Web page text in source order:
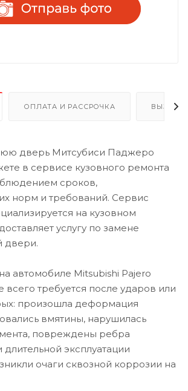
ОПЛАТА И РАССРОЧКА ВЫЗОВ
дверь Митсубиси Паджеро
в сервисе кузовного ремонта
сроков,
норм и требований. Сервис
на кузовном
услугу по замене
двери.
автомобиле Mitsubishi Pajero
требуется после ударов или
произошла деформация
вмятины, нарушилась
повреждены ребра
эксплуатации
очаги сквозной коррозии на